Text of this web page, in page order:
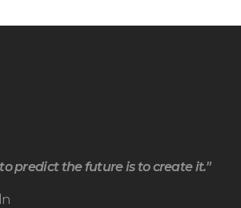
predict the future is to create it."